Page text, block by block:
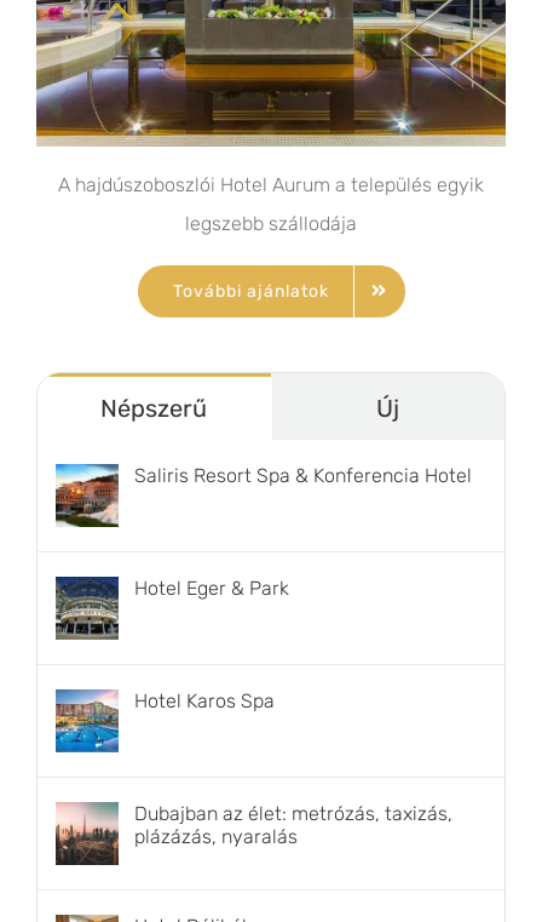
A hajdúszoboszlói Hotel Aurum a település egyik
legszebb szállodája
További ajánlatok
Népszerű Új
Saliris Resort Spa & Konferencia Hotel
Hotel Eger & Park
Hotel Karos Spa
Dubajban az élet: metrózás, taxizás,
plázázás, nyaralás